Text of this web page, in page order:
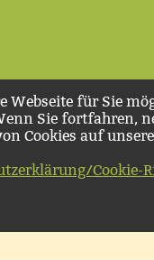
Webseite für Sie
Sie fortfahren,
Cookies auf
Cookie-